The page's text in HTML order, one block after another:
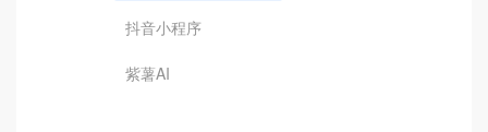
抖音小程序
紫薯AI